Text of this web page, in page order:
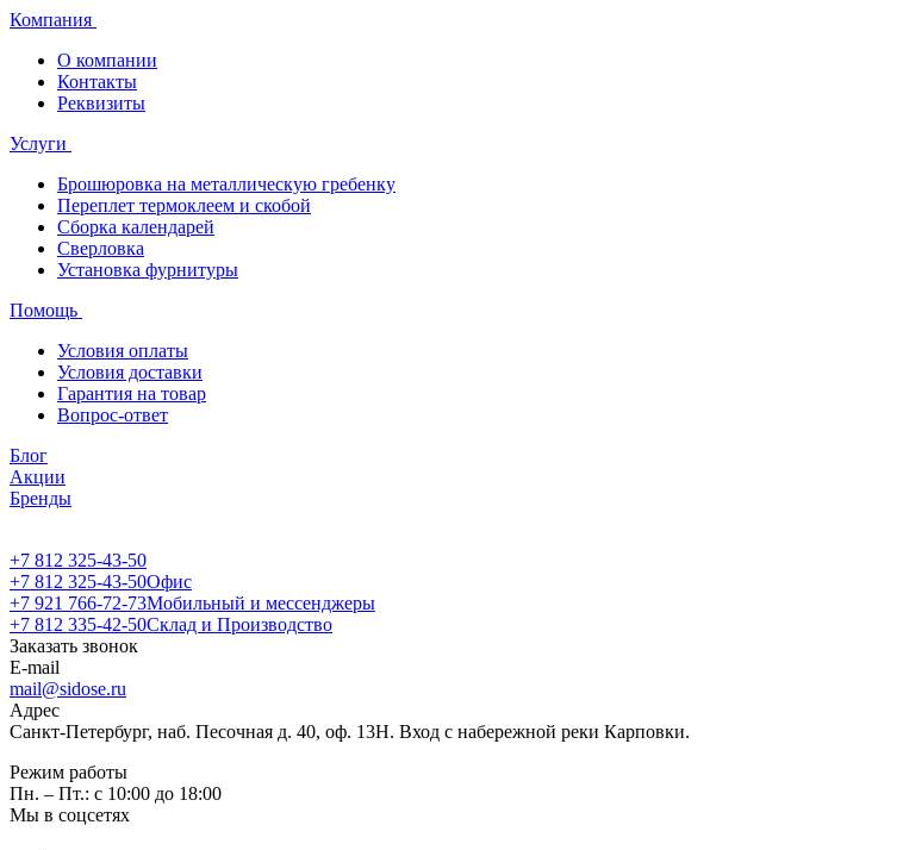
Компания
О компании
Контакты
Реквизиты
Услуги
Брошюровка на металлическую гребенку
Переплет термоклеем и скобой
Сборка календарей
Сверловка
Установка фурнитуры
Помощь
Условия оплаты
Условия доставки
Гарантия на товар
Вопрос-ответ
Блог
Акции
Бренды
+7 812 325-43-50
+7 812 325-43-50Офис
+7 921 766-72-73Мобильный и мессенджеры
+7 812 335-42-50Склад и Производство
Заказать звонок
E-mail
mail@sidose.ru
Адрес
Санкт-Петербург, наб. Песочная д. 40, оф. 13Н. Вход с набережной реки Карповки.
Режим работы
Пн. – Пт.: с 10:00 до 18:00
Мы в соцсетях